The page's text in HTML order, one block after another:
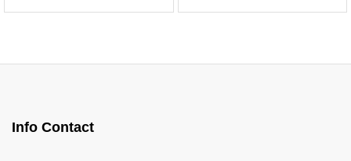
Info Contact